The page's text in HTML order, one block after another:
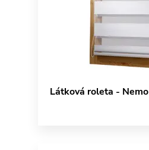
Látková roleta - Nemo